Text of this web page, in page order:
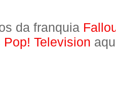
da franquia
Pop! Television